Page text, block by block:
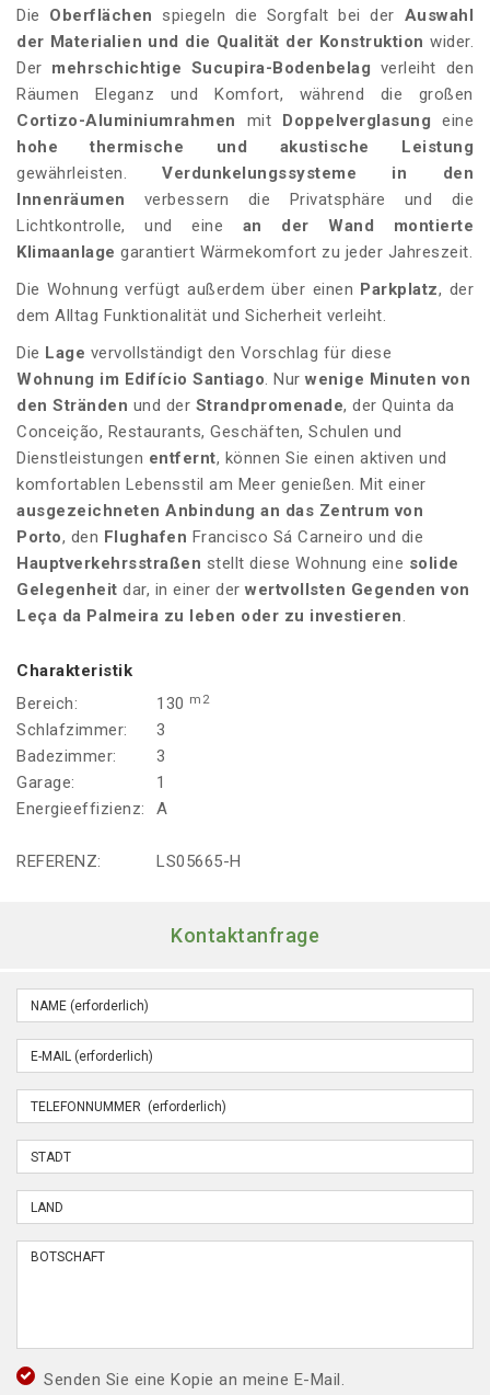
Die Oberflächen spiegeln die Sorgfalt bei der Auswahl
der Materialien und die Qualität der Konstruktion wider.
Der mehrschichtige Sucupira-Bodenbelag verleiht den
Räumen Eleganz und Komfort, während die großen
Cortizo-Aluminiumrahmen mit Doppelverglasung eine
hohe thermische und akustische Leistung
gewährleisten.Verdunkelungssysteme in den
Innenräumen verbessern die Privatsphäre und die
Lichtkontrolle, und eine an der Wand montierte
Klimaanlage garantiert Wärmekomfort zu jeder Jahreszeit.
Die Wohnung verfügt außerdem über einen Parkplatz, der
dem Alltag Funktionalität und Sicherheit verleiht.
Die Lage vervollständigt den Vorschlag für diese
Wohnung im Edifício Santiago. Nur wenige Minuten von
den Stränden und der Strandpromenade, der Quinta da
Conceição, Restaurants, Geschäften, Schulen und
Dienstleistungen entfernt, können Sie einen aktiven und
komfortablen Lebensstil am Meer genießen. Mit einer
ausgezeichneten Anbindung an das Zentrum von
Porto, den Flughafen Francisco Sá Carneiro und die
Hauptverkehrsstraßen stellt diese Wohnung eine solide
Gelegenheit dar, in einer der wertvollsten Gegenden von
Leça da Palmeira zu leben oder zu investieren.
Charakteristik
Bereich:
130 m2
Schlafzimmer:
3
Badezimmer:
3
Garage:
1
Energieeffizienz:
A
REFERENZ: LS05665-H
Kontaktanfrage
Senden Sie eine Kopie an meine E-Mail.